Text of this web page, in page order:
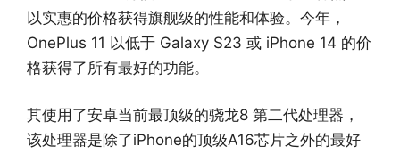
以实惠的价格获得旗舰级的性能和体验。今年，
OnePlus 11 以低于 Galaxy S23 或 iPhone 14 的价
格获得了所有最好的功能。
其使用了安卓当前最顶级的骁龙8 第二代处理器，
该处理器是除了iPhone的顶级A16芯片之外的最好